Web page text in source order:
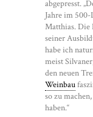
abgepresst.
Jahre im
Matthias. Die
seiner
habe ich
meist
den neuen
Weinbau
so zu
haben.“